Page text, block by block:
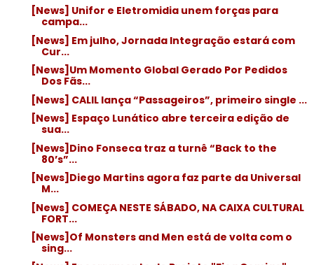
[News] Unifor e Eletromidia unem forças para
campa...
[News] Em julho, Jornada Integração estará com
Cur...
[News]Um Momento Global Gerado Por Pedidos
Dos Fãs...
[News] CALIL lança “Passageiros”, primeiro single ...
[News] Espaço Lunático abre terceira edição de
sua...
[News]Dino Fonseca traz a turnê “Back to the
80’s”...
[News]Diego Martins agora faz parte da Universal
M...
[News] COMEÇA NESTE SÁBADO, NA CAIXA CULTURAL
FORT...
[News]Of Monsters and Men está de volta com o
sing...